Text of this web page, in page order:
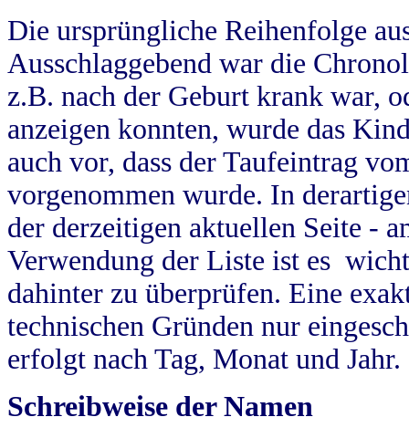
Die ursprüngliche Reihenfolge
Ausschlaggebend war die
z.B. nach der Geburt krank war,
anzeigen konnten, wurde das
auch vor, dass der Taufeintrag
vorgenommen wurde. In
der derzeitigen aktuellen Seite -
Verwendung der Liste ist es
dahinter zu überprüfen. Eine
technischen Gründen nur
erfolgt nach Tag, Monat und Jahr.
Schreibweise der Namen